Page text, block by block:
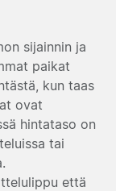
sijainnin ja
paikat
kun taas
ovat
hintataso on
tai
että